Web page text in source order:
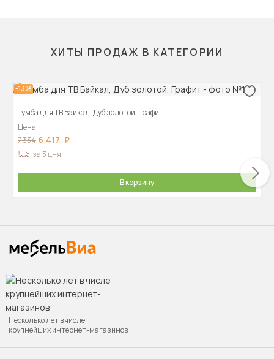
ХИТЫ ПРОДАЖ В КАТЕГОРИИ
-13%
Тумба для ТВ Байкал, Дуб золотой, Графит
Цена
7 334 6 417
за 3 дня
В корзину
Несколько лет в числе
крупнейших интернет-магазинов